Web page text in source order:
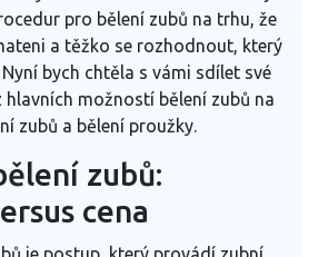
pro bělení zubů na trhu, že
a těžko se rozhodnout, který
bych chtěla s vámi sdílet své
možností bělení zubů na
zubů a bělení proužky.
zubů:
cena